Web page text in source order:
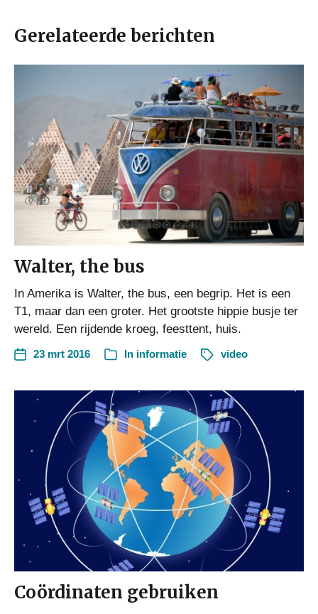
Gerelateerde berichten
Walter, the bus
In Amerika is Walter, the bus, een begrip. Het is een
T1, maar dan een groter. Het grootste hippie busje ter
wereld. Een rijdende kroeg, feesttent, huis.
23 mrt 2016 In informatie video
Coördinaten gebruiken